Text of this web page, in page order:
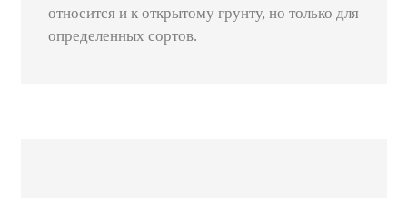
относится и к открытому грунту, но только для
определенных сортов.